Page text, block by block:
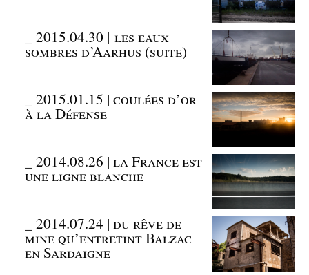
_2015.04.30 | les eaux
sombres d’Aarhus (suite)
_2015.01.15 | coulées d’or
à la Défense
_2014.08.26 | la France est
une ligne blanche
_2014.07.24 | du rêve de
mine qu’entretint Balzac
en Sardaigne